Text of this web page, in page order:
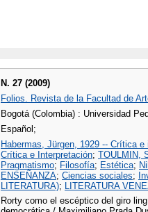
N. 27 (2009)
Folios. Revista de la Facultad de
Bogotá (Colombia) : Universidad
Español;
Habermas, Jürgen, 1929 -- Crítica e
Crítica e Interpretación; TOULMIN,
Pragmatismo; Filosofía; Estética;
ENSEÑANZA; Ciencias sociales;
LITERATURA); LITERATURA
Rorty como el escéptico del giro